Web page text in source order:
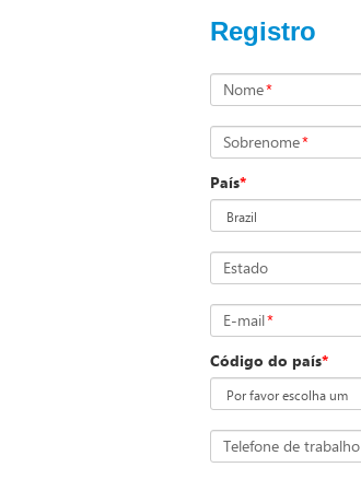
Registro
Nome*
Sobrenome*
País*
Estado
E-mail*
Código do país*
Telefone de trabalho